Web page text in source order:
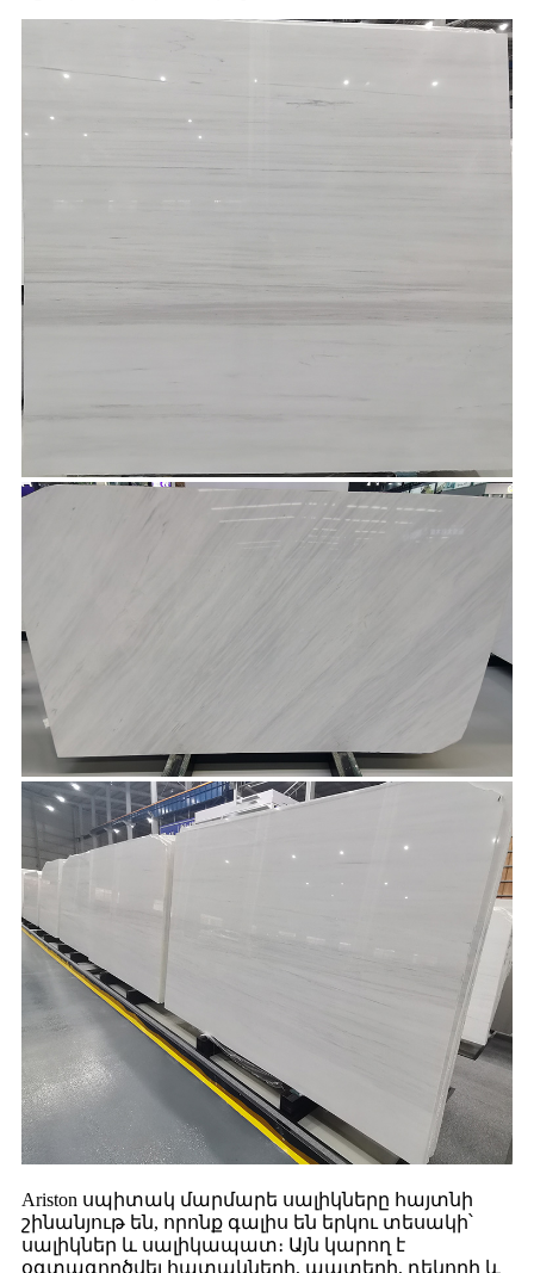
Ariston սպիտակ մարմարե սալիկները հայտնի
շինանյութ են, որոնք գալիս են երկու տեսակի՝
սալիկներ և սալիկապատ։ Այն կարող է
օգտագործվել հատակների, պատերի, դեկորի և